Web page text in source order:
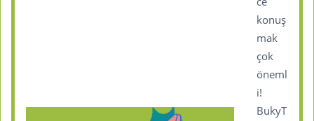
konuş
mak
çok
öneml
i!
BukyT